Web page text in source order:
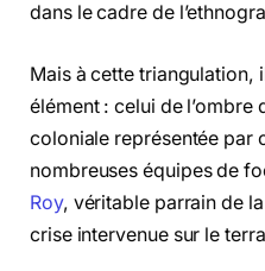
dans le cadre de
Mais à cette triangulation,
élément : celui de l’ombre
coloniale représentée par
nombreuses équipes de
Roy, véritable parrain de
crise intervenue sur le